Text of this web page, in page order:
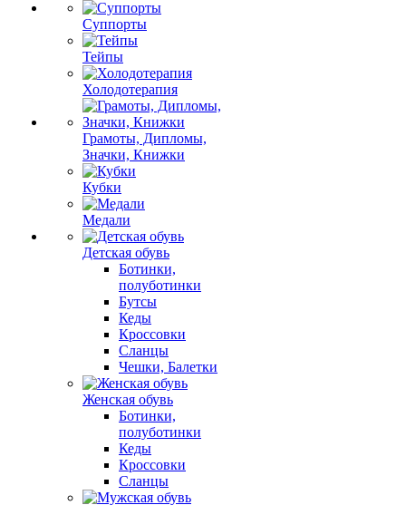
Суппорты
Тейпы
Холодотерапия
Грамоты, Дипломы,
Значки, Книжки
Кубки
Медали
Детская обувь
Ботинки,
полуботинки
Бутсы
Кеды
Кроссовки
Сланцы
Чешки, Балетки
Женская обувь
Ботинки,
полуботинки
Кеды
Кроссовки
Сланцы